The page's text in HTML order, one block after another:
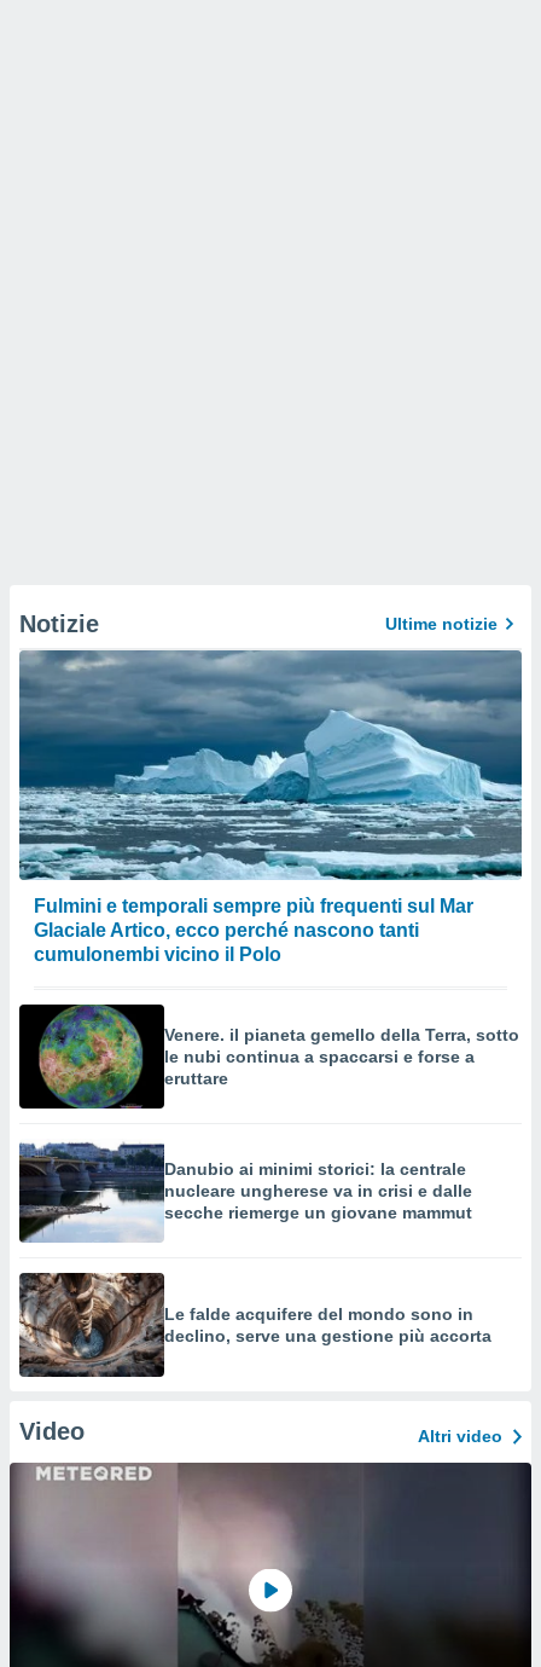
Notizie Ultime notizie
Fulmini e temporali sempre più frequenti sul Mar
Glaciale Artico, ecco perché nascono tanti
cumulonembi vicino il Polo
Venere. il pianeta gemello della Terra, sotto
le nubi continua a spaccarsi e forse a
eruttare
Danubio ai minimi storici: la centrale
nucleare ungherese va in crisi e dalle
secche riemerge un giovane mammut
Le falde acquifere del mondo sono in
declino, serve una gestione più accorta
Video Altri video